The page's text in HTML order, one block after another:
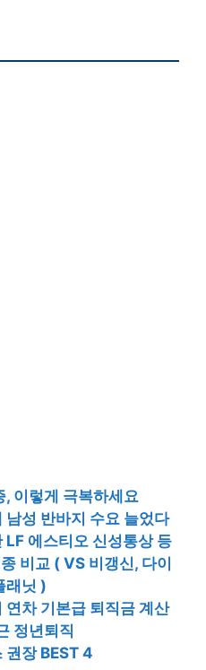
, 이렇게 극복하세요
남성 반바지 수요 늘었다
LF 에스티오 신성통상 등
비교 ( VS 비갱신, 다이
래닛 )
연차 기본급 퇴직금 계산
정년퇴직
권장 BEST 4